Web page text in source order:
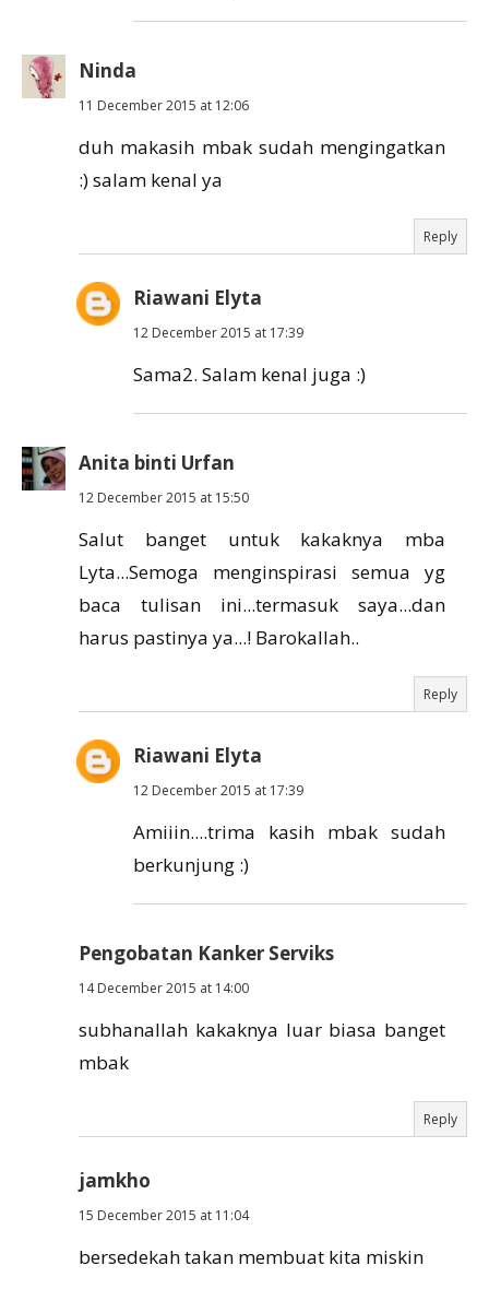
Ninda
11 December 2015 at 12:06
duh makasih mbak sudah mengingatkan
:) salam kenal ya
Reply
Riawani Elyta
12 December 2015 at 17:39
Sama2. Salam kenal juga :)
Anita binti Urfan
12 December 2015 at 15:50
Salut banget untuk kakaknya mba
Lyta...Semoga menginspirasi semua yg
baca tulisan ini...termasuk saya...dan
harus pastinya ya...! Barokallah..
Reply
Riawani Elyta
12 December 2015 at 17:39
Amiiin....trima kasih mbak sudah
berkunjung :)
Pengobatan Kanker Serviks
14 December 2015 at 14:00
subhanallah kakaknya luar biasa banget
mbak
Reply
jamkho
15 December 2015 at 11:04
bersedekah takan membuat kita miskin